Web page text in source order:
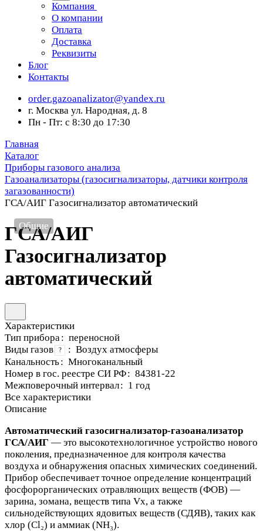
Компания
О компании
Оплата
Доставка
Реквизиты
Блог
Контакты
order.gazoanalizator@yandex.ru
г. Москва ул. Народная, д. 8
Пн - Пт: с 8:30 до 17:30
Главная
Каталог
Приборы газового анализа
Газоанализаторы (газосигнализаторы, датчики контроля
загазованности)
ГСА/АИГ Газосигнализатор автоматический
ГСА/АИГ
Газосигнализатор
автоматический
Характеристики
Тип прибора : переносной
Виды газов
? : Воздух атмосферы
Канальность: Многоканальный
Номер в гос. реестре СИ РФ: 84381-22
Межповерочный интервал: 1 год
Все характеристики
Описание
Автоматический газосигнализатор-газоанализатор
ГСА/АИГ — это высокотехнологичное устройство нового
поколения, предназначенное для контроля качества
воздуха и обнаружения опасных химических соединений.
Прибор обеспечивает точное определение концентраций
фосфорорганических отравляющих веществ (ФОВ) —
зарина, зомана, веществ типа Vх, а также
сильнодействующих ядовитых веществ (СДЯВ), таких как
хлор (Cl₂) и аммиак (NH₃).
Общие